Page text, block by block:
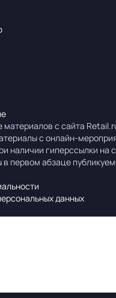
с сайта
с онлайн-
наличии гиперссылки на
первом абзаце
данных